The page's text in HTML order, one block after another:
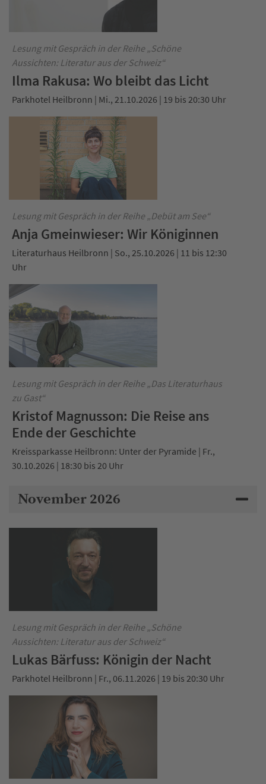
Lesung mit Gespräch in der Reihe „Schöne
Aussichten: Literatur aus der Schweiz“
Ilma Rakusa: Wo bleibt das Licht
Parkhotel Heilbronn | Mi., 21.10.2026 | 19 bis 20:30 Uhr
Lesung mit Gespräch in der Reihe „Debüt am See“
Anja Gmeinwieser: Wir Königinnen
Literaturhaus Heilbronn | So., 25.10.2026 | 11 bis 12:30
Uhr
Lesung mit Gespräch in der Reihe „Das Literaturhaus
zu Gast“
Kristof Magnusson: Die Reise ans
Ende der Geschichte
Kreissparkasse Heilbronn: Unter der Pyramide | Fr.,
30.10.2026 | 18:30 bis 20 Uhr
November 2026
Lesung mit Gespräch in der Reihe „Schöne
Aussichten: Literatur aus der Schweiz“
Lukas Bärfuss: Königin der Nacht
Parkhotel Heilbronn | Fr., 06.11.2026 | 19 bis 20:30 Uhr